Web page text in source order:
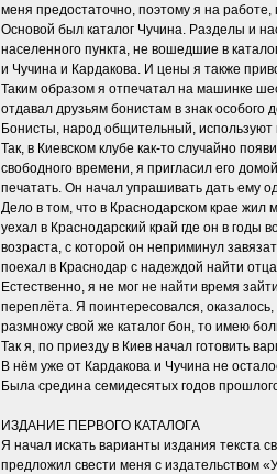
меня предостаточно, поэтому я на работе,
Основой был каталог Чучина. Разделы и
населенного пункта, не вошедшие в
и Чучина и Кардакова. И цены я также
Таким образом я отпечатал на машинке
отдавал друзьям бонистам в знак особого
Бонисты, народ общительный,
Так, в Киевском клубе как-то случайно
свободного времени, я пригласил его
печатать. Он начал упрашивать дать ему
Дело в том, что в Краснодарском крае
уехал в Краснодарский край где он в
возраста, с которой он неприминул
поехал в Краснодар с надеждой найти
Естественно, я не мог не найти время
переплёта. Я поинтересовался,
размножу свой же каталог бон, то имею
Так я, по приезду в Киев начал готовить
В нём уже от Кардакова и Чучина не
Была средина семидесятых годов
ИЗДАНИЕ ПЕРВОГО КАТАЛОГА
Я начал искать варианты издания текста
предложил свести меня с издательством